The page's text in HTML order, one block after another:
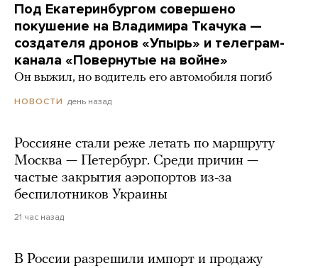
Под Екатеринбургом совершено
покушение на Владимира Ткачука —
создателя дронов «Упырь» и телеграм-
канала «Повернутые на войне»
Он выжил, но водитель его автомобиля погиб
НОВОСТИ день назад
Россияне стали реже летать по маршруту
Москва — Петербург. Среди причин —
частые закрытия аэропортов из-за
беспилотников Украины
21 час назад
В России разрешили импорт и продажу